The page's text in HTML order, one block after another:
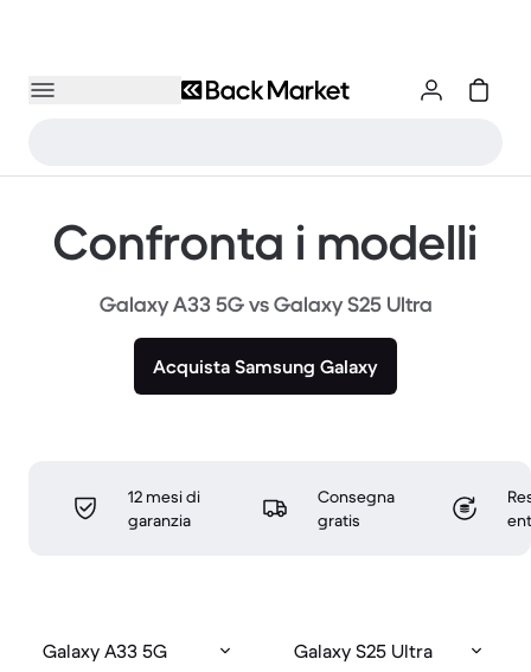
Confronta i modelli
Galaxy A33 5G vs Galaxy S25 Ultra
Acquista Samsung Galaxy
12 mesi di
garanzia
Consegna
gratis
Galaxy A33 5G Galaxy S25 Ultra